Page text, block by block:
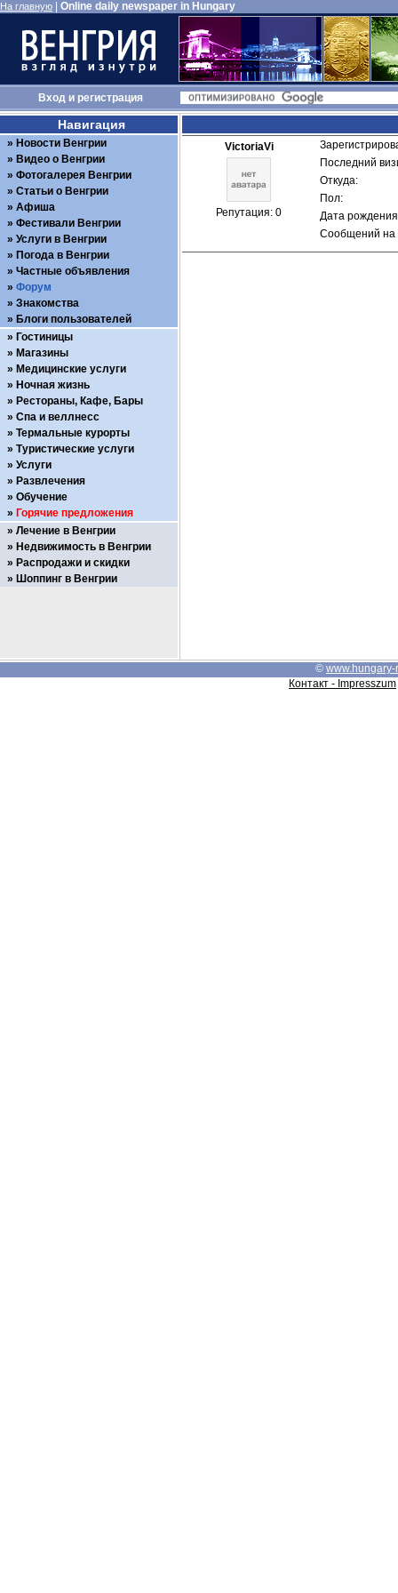
На главную Online daily newspaper in Hungary
Входи регистрация
VictoriaVi
Репутация: 0
Последний
Откуда:
Пол:
Дата
Сообщений на
Навигация
Новости Венгрии
Видео о Венгрии
Фотогалерея Венгрии
Статьи о Венгрии
Афиша
Фестивали Венгрии
Услуги в Венгрии
Погода в Венгрии
Частные объявления
Форум
Знакомства
Блоги пользователей
Гостиницы
Магазины
Медицинские услуги
Ночная жизнь
Рестораны, Кафе, Бары
Спа и веллнесс
Термальные курорты
Туристические услуги
Услуги
Развлечения
Обучение
Горячие предложения
Лечение в Венгрии
Недвижимость в Венгрии
Распродажи и скидки
Шоппинг в Венгрии
© www.hungary-
Контакт - Impresszum